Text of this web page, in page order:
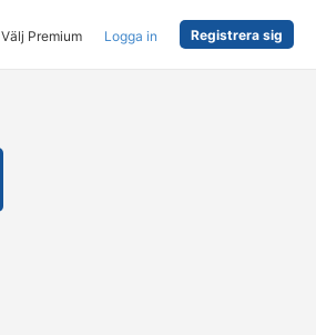
Välj Premium Logga in Registrera sig